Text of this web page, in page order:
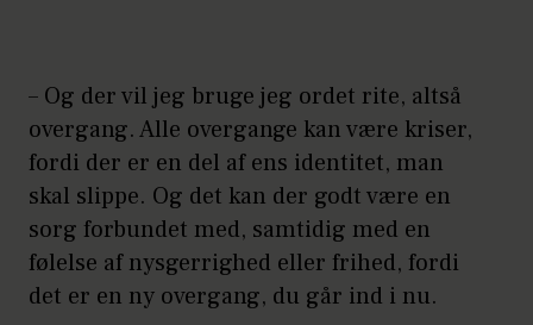
– Og der vil jeg bruge jeg ordet rite, altså
overgang. Alle overgange kan være kriser,
fordi der er en del af ens identitet, man
skal slippe. Og det kan der godt være en
sorg forbundet med, samtidig med en
følelse af nysgerrighed eller frihed, fordi
det er en ny overgang, du går ind i nu.